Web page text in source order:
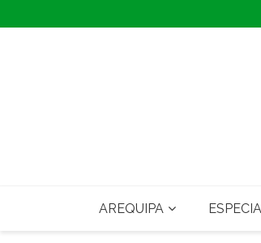
to
AREQUIPA